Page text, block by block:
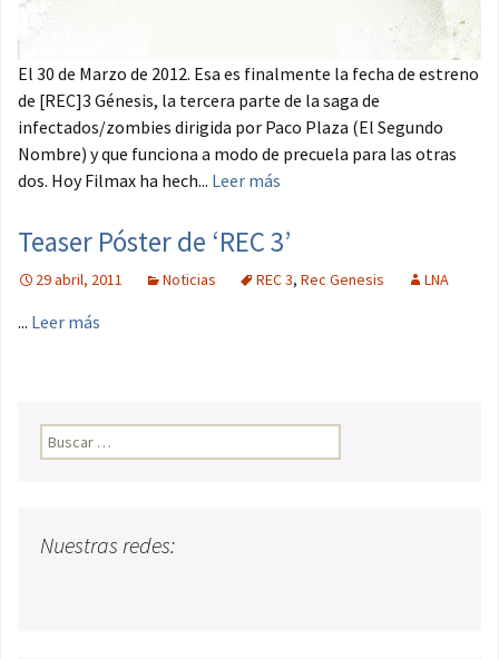
El 30 de Marzo de 2012. Esa es finalmente la fecha de estreno
de [REC]3 Génesis, la tercera parte de la saga de
infectados/zombies dirigida por Paco Plaza (El Segundo
Nombre) y que funciona a modo de precuela para las otras
dos. Hoy Filmax ha hech... Leer más
Teaser Póster de ‘REC 3’
29 abril, 2011 Noticias REC 3, Rec Genesis LNA
... Leer más
Buscar:
Nuestras redes: